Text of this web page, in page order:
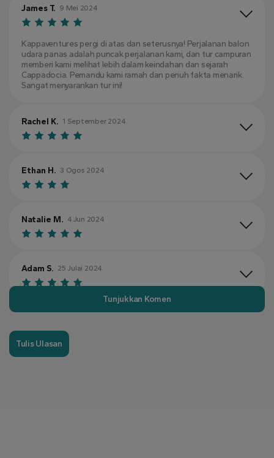
James T. 9 Mei 2024
Kappaventures pergi di atas dan seterusnya! Perjalanan balon
udara panas adalah puncak perjalanan kami, dan tur campuran
memberi kami melihat lebih dalam keindahan dan sejarah
Cappadocia. Pemandu kami ramah dan penuh fakta menarik.
Sangat menyarankan tur ini!
Rachel K. 1 September 2024
Ethan H. 3 Ogos 2024
Natalie M. 4 Jun 2024
Adam S. 25 Julai 2024
Tunjukkan Komen
Tulis Ulasan